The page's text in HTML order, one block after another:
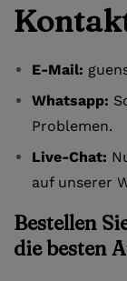
E-Mail:
Whatsapp:
Problemen.
Live-Chat:
auf unserer
Bestellen
die besten